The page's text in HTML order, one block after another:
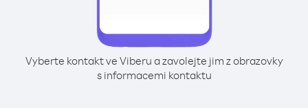
Vyberte kontakt ve Viberu a zavolejte jim z obrazovky
s informacemi kontaktu